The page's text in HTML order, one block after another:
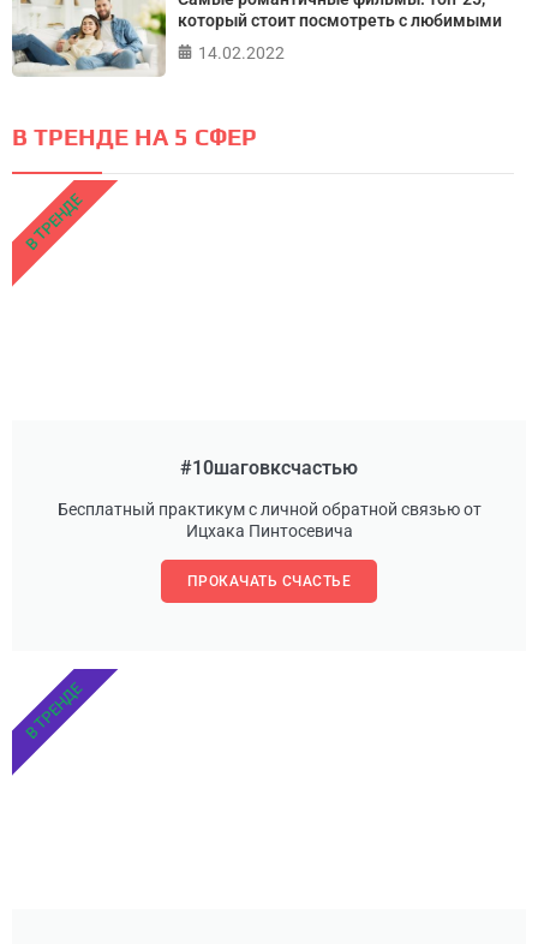
который стоит посмотреть с любимыми
14.02.2022
В ТРЕНДЕ НА 5 СФЕР
#10шаговксчастью
Бесплатный практикум с личной обратной связью от
Ицхака Пинтосевича
ПРОКАЧАТЬ СЧАСТЬЕ
В ТРЕНДЕ
В ТРЕНДЕ